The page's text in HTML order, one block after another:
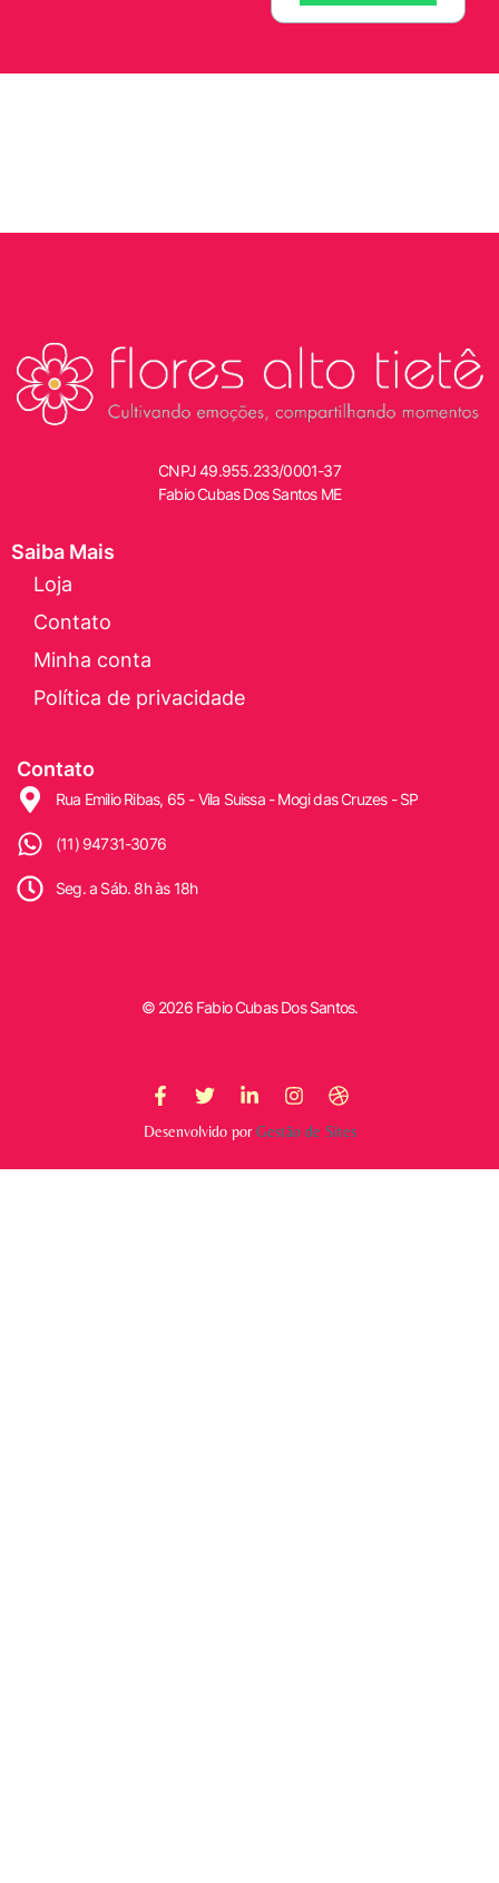
CNPJ49.955.233/0001-37
Fabio Cubas Dos Santos ME
Saiba Mais
Loja
Contato
Minha conta
Política de privacidade
Contato
Rua Emilio Ribas, 65 - Vila Suissa - Mogi das Cruzes - SP
(11) 94731-3076
Seg. a Sáb. 8h às 18h
© 2026 Fabio Cubas Dos Santos.
Desenvolvido porGestão de Sites